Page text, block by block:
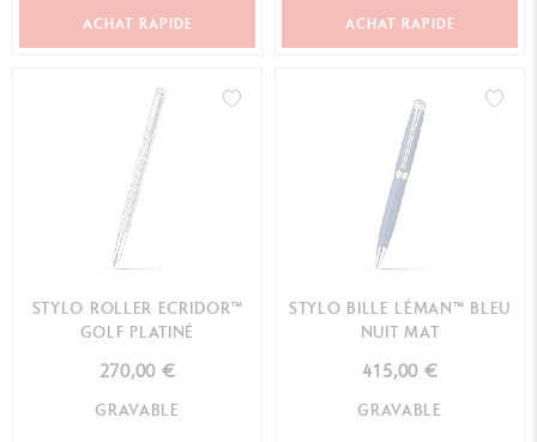
ACHAT RAPIDE ACHAT RAPIDE
STYLO ROLLER ECRIDOR™
GOLF PLATINÉ
270,00 €
GRAVABLE
STYLO BILLE LÉMAN™ BLEU
NUIT MAT
415,00 €
GRAVABLE